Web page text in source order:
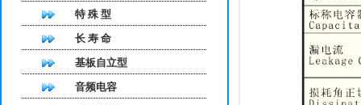
特 殊 型
长 寿 命
基板自立型
音频电容